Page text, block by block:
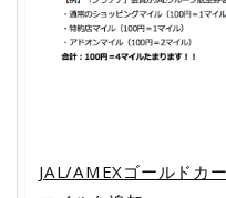
JAL/AMEXゴールドカ